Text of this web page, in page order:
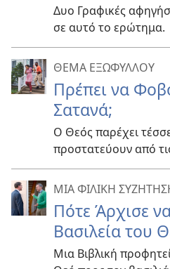
Δυο Γραφικές
σε αυτό το ερώτημα.
ΘΕΜΑ ΕΞΩΦΥΛΛΟΥ
Πρέπει να
Σατανά;
Ο Θεός παρέχει
προστατεύουν από
ΜΙΑ ΦΙΛΙΚΗ
Πότε Άρχισε
Βασιλεία του
Μια Βιβλική